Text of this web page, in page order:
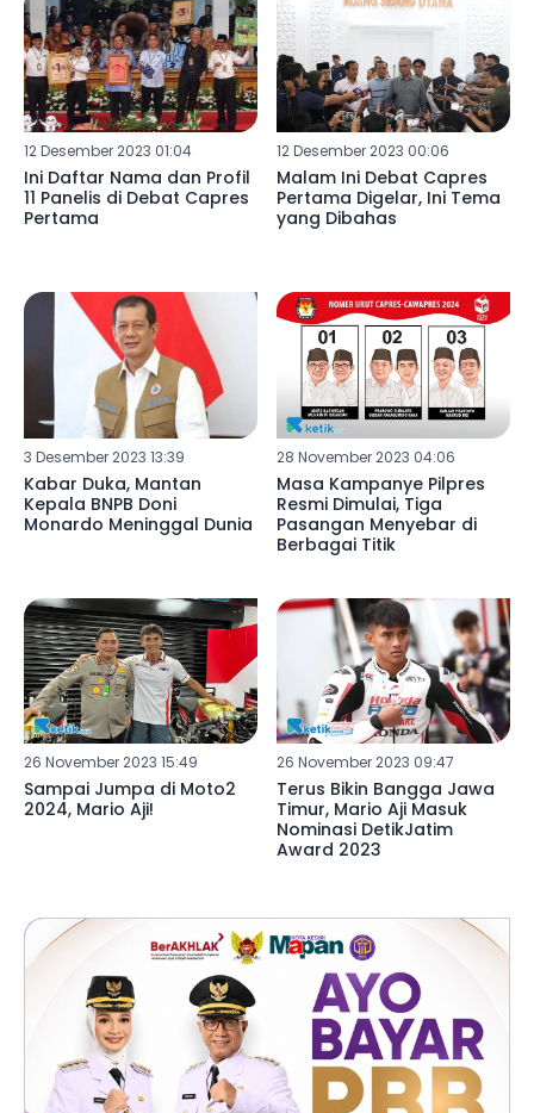
12 Desember 2023 01:04
Ini Daftar Nama dan Profil
11 Panelis di Debat Capres
Pertama
12 Desember 2023 00:06
Malam Ini Debat Capres
Pertama Digelar, Ini Tema
yang Dibahas
3 Desember 2023 13:39
Kabar Duka, Mantan
Kepala BNPB Doni
Monardo Meninggal Dunia
28 November 2023 04:06
Masa Kampanye Pilpres
Resmi Dimulai, Tiga
Pasangan Menyebar di
Berbagai Titik
26 November 2023 15:49
Sampai Jumpa di Moto2
2024, Mario Aji!
26 November 2023 09:47
Terus Bikin Bangga Jawa
Timur, Mario Aji Masuk
Nominasi DetikJatim
Award 2023